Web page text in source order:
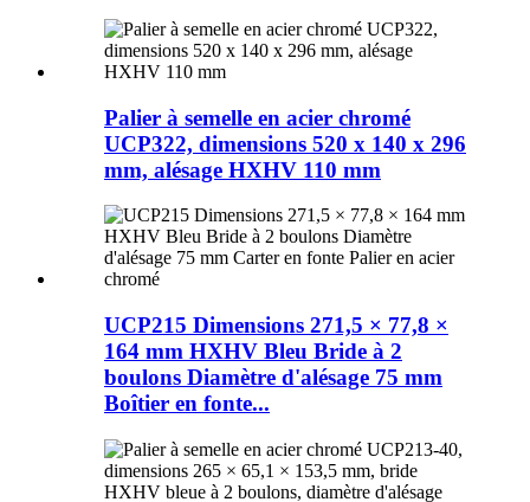
Palier à semelle en acier chromé
UCP322, dimensions 520 x 140 x 296
mm, alésage HXHV 110 mm
UCP215 Dimensions 271,5 × 77,8 ×
164 mm HXHV Bleu Bride à 2
boulons Diamètre d'alésage 75 mm
Boîtier en fonte...